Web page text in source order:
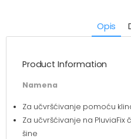
Opis
Product Information
Namena
Za učvršćivanje pomoću
Za učvršćivanje na
šine